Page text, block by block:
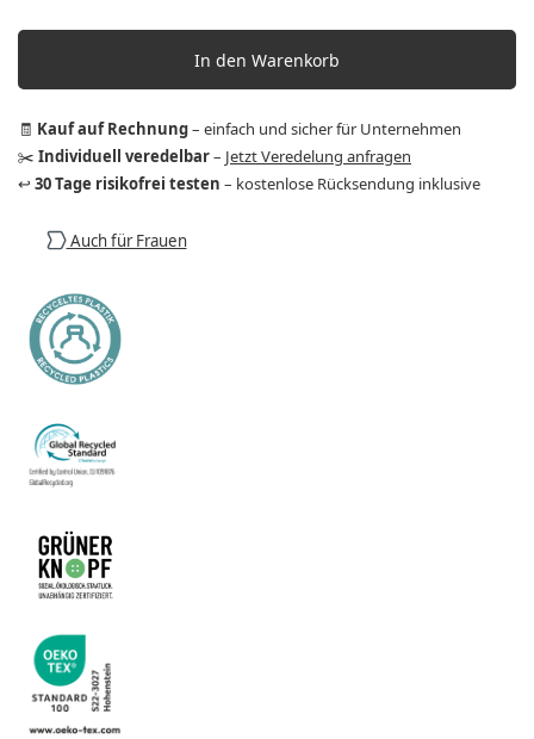
In den Warenkorb
🧾 Kauf auf Rechnung– einfach und sicher für Unternehmen
✂️ Individuell veredelbar– Jetzt Veredelung anfragen
↩️ 30 Tage risikofrei testen – kostenlose Rücksendung inklusive
Auch für Frauen